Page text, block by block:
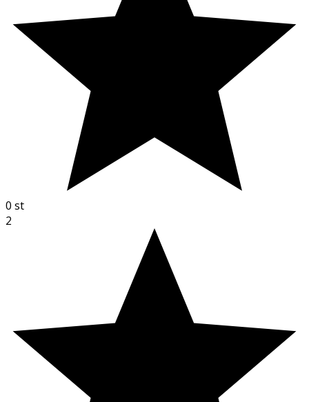
0 st
2